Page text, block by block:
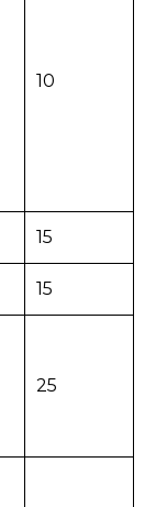
10
15
15
25